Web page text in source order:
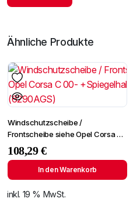
Ähnliche Produkte
Windschutzscheibe /
Frontscheibe siehe Opel Corsa C
00- +Spiegelhalter (6290AGS)
108,29€
In den Warenkorb
inkl. 19 % MwSt.